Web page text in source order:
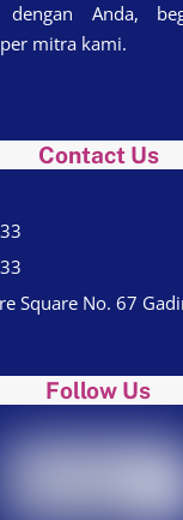
dengan Anda,
mitra kami.
Contact Us
Square No. 67
Follow Us